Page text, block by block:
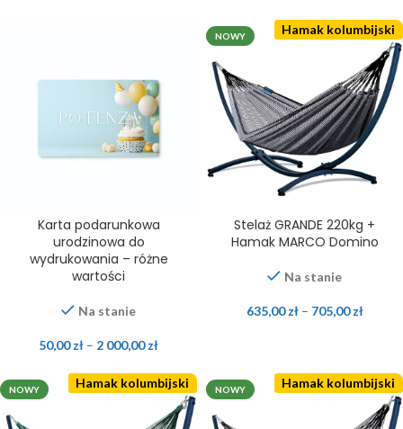
Karta podarunkowa
urodzinowa do
wydrukowania – różne
wartości
Na stanie
50,00zł – 2 000,00zł
NOWY Hamak kolumbijski
Stelaż GRANDE 220kg +
Hamak MARCO Domino
Na stanie
635,00zł – 705,00zł
NOWY Hamak kolumbijski NOWY Hamak kolumbijski